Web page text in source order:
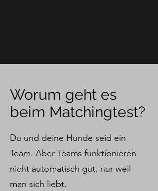
Worum geht es
beim Matchingtest?
Du und deine Hunde seid ein
Team. Aber Teams funktionieren
nicht automatisch gut, nur weil
man sich liebt.